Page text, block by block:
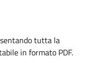
tutta la
in formato PDF.